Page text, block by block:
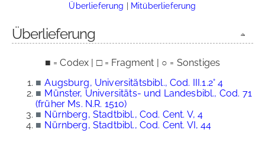
Überlieferung | Mitüberlieferung
Überlieferung
■ = Codex | □ = Fragment | ○ = Sonstiges
■ Augsburg, Universitätsbibl., Cod. III.1.2° 4
■ Münster, Universitäts- und Landesbibl., Cod. 71
(früher Ms. N.R. 1510)
■ Nürnberg, Stadtbibl., Cod. Cent. V, 4
■ Nürnberg, Stadtbibl., Cod. Cent. VI, 44